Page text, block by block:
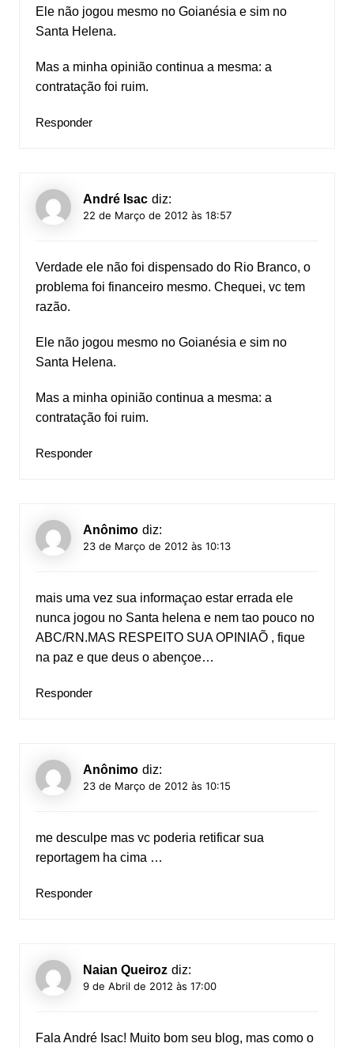
Ele não jogou mesmo no Goianésia e sim no
Santa Helena.
Mas a minha opinião continua a mesma: a
contratação foi ruim.
Responder
André Isac diz:
22 de Março de 2012 às 18:57
Verdade ele não foi dispensado do Rio Branco, o
problema foi financeiro mesmo. Chequei, vc tem
razão.
Ele não jogou mesmo no Goianésia e sim no
Santa Helena.
Mas a minha opinião continua a mesma: a
contratação foi ruim.
Responder
Anônimo diz:
23 de Março de 2012 às 10:13
mais uma vez sua informaçao estar errada ele
nunca jogou no Santa helena e nem tao pouco no
ABC/RN.MAS RESPEITO SUA OPINIAÕ , fique
na paz e que deus o abençoe…
Responder
Anônimo diz:
23 de Março de 2012 às 10:15
me desculpe mas vc poderia retificar sua
reportagem ha cima …
Responder
Naian Queiroz diz:
9 de Abril de 2012 às 17:00
Fala André Isac! Muito bom seu blog, mas como o